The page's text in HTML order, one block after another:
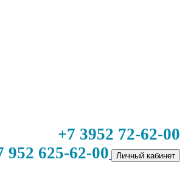
+7 3952 72-62-00
952 625-62-00
Личный кабинет